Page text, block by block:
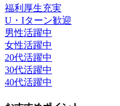
福利厚生充実
U・Iターン歓迎
男性活躍中
女性活躍中
20代活躍中
30代活躍中
40代活躍中